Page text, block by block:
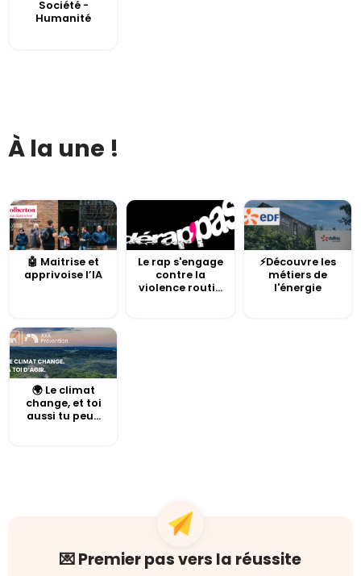
Société -
Humanité
À la une !
🤖 Maitrise et
apprivoise l’IA
Le rap s'engage
contre la
violence routi...
⚡Découvre les
métiers de
l'énergie
🌍 Le climat
change, et toi
aussi tu peu...
💌 Premier pas vers la réussite